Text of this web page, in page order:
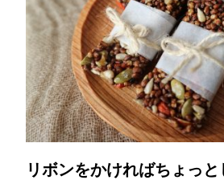
リボンをかければちょっ